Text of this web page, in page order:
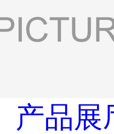
产品展